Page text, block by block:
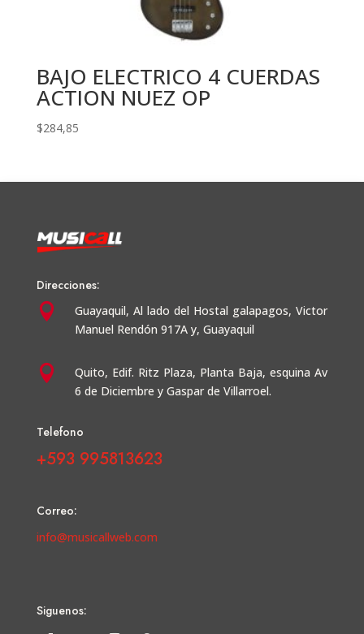
BAJO ELECTRICO 4 CUERDAS
ACTION NUEZ OP
$284,85
Direcciones:
 Guayaquil, Al lado del Hostal galapagos, Victor
Manuel Rendón 917A y, Guayaquil

Quito, Edif. Ritz Plaza, Planta Baja, esquina Av
6 de Diciembre y Gaspar de Villarroel.
Telefono
+593 995813623
Correo:
info@musicallweb.com
Siguenos: